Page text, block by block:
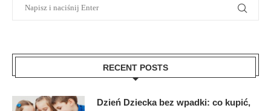
RECENT POSTS
Dzień Dziecka bez wpadki: co kupić,